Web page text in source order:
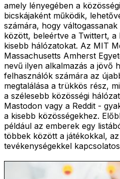
amely lényegében a
bicskájaként működik,
számára, hogy
között, beleértve a Twittert, a
kisebb hálózatokat. Az MIT
Massachusetts Amherst
nevű ilyen alkalmazás a jövő
felhasználók számára az
megtalálása a trükkös rész,
a szélesebb közösségi
Mastodon vagy a Reddit -
a kisebb közösségekhez.
például az emberek egy
többek között a játékokkal,
tevékenységekkel